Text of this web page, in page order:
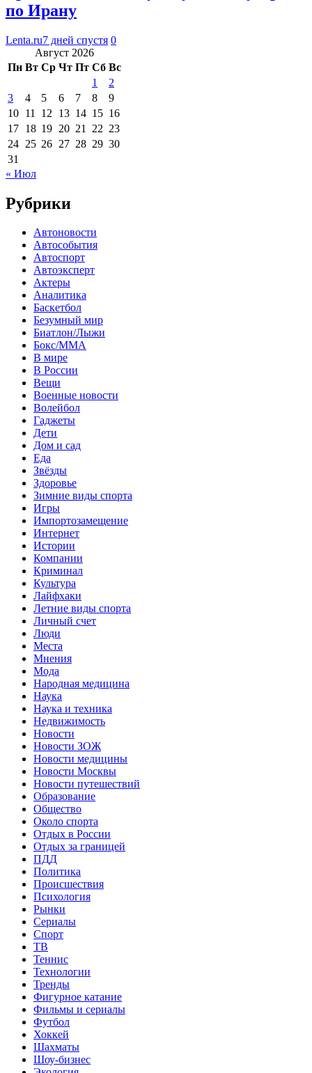
по Ирану
Lenta.ru7 дней спустя 0
Август 2026
Пн Вт Ср Чт Пт Сб Вс
1
2
3
4 5 6 7 8
9
10 11 12 13 14 15 16
17 18 19 20 21 22 23
24 25 26 27 28 29 30
31
« Июл
Рубрики
Автоновости
Автособытия
Автоспорт
Автоэксперт
Актеры
Аналитика
Баскетбол
Безумный мир
Биатлон/Лыжи
Бокс/MMA
В мире
В России
Вещи
Военные новости
Волейбол
Гаджеты
Дети
Дом и сад
Еда
Звёзды
Здоровье
Зимние виды спорта
Игры
Импортозамещение
Интернет
Истории
Компании
Криминал
Культура
Лайфхаки
Летние виды спорта
Личный счет
Люди
Места
Мнения
Мода
Народная медицина
Наука
Наука и техника
Недвижимость
Новости
Новости ЗОЖ
Новости медицины
Новости Москвы
Новости путешествий
Образование
Общество
Около спорта
Отдых в России
Отдых за границей
ПДД
Политика
Происшествия
Психология
Рынки
Сериалы
Спорт
ТВ
Теннис
Технологии
Тренды
Фигурное катание
Фильмы и сериалы
Футбол
Хоккей
Шахматы
Шоу-бизнес